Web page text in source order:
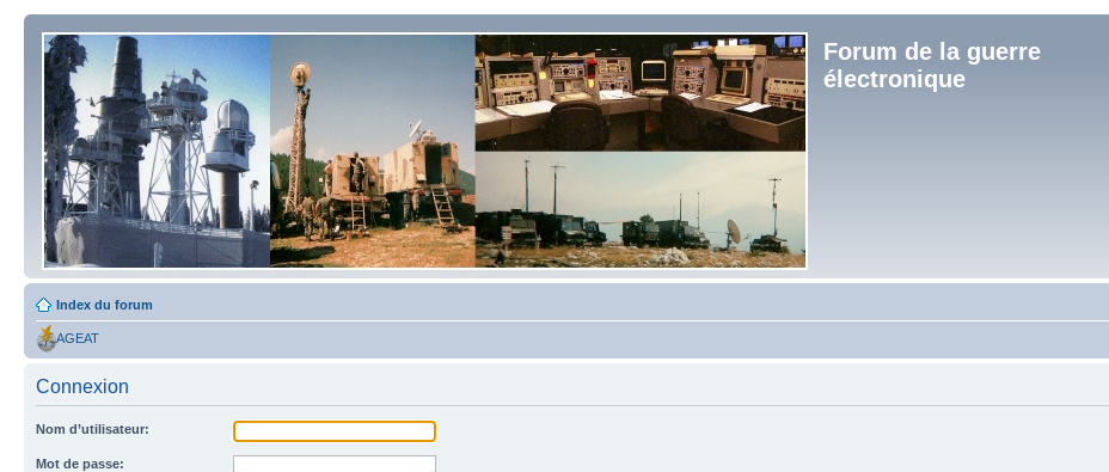
Forum de la guerre
électronique
Index du forum
AGEAT
Connexion
Nom d’utilisateur:
Mot de passe: